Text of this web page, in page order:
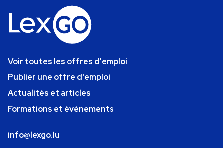
Voir toutes les offres d'emploi
Publier une offre d'emploi
Actualités et articles
Formations et événements
info@lexgo.lu